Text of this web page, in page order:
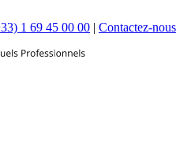
1 69 45 00 00 | Contactez-nous